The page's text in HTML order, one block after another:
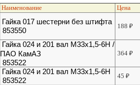
Наименование Цена
Гайка 017 шестерни без штифта
853550
188₽
Гайка 024 и 201 вал М33х1,5-6Н /
ПАО КамАЗ
853522
364₽
Гайка 024 и 201 вал М33х1,5-6Н
853522
45₽